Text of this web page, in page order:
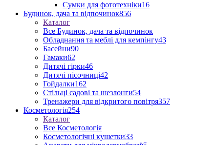
Сумки для фототехніки16
Будинок, дача та відпочинок856
Каталог
Все Будинок, дача та відпочинок
Обладнання та меблі для кемпінгу43
Басейни90
Гамаки62
Дитячі гірки46
Дитячі пісочниці42
Гойдалки162
Стільці садові та шезлонги54
Тренажери для відкритого повітря357
Косметологія254
Каталог
Все Косметологія
Косметологічні кушетки33